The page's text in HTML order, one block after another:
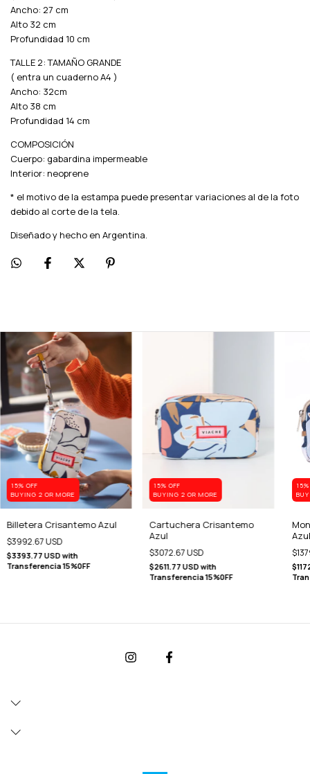
Ancho: 27 cm
Alto 32 cm
Profundidad 10 cm
TALLE 2: TAMAÑO GRANDE
( entra un cuaderno A4 )
Ancho: 32cm
Alto 38 cm
Profundidad 14 cm
COMPOSICIÓN
Cuerpo: gabardina impermeable
Interior: neoprene
* el motivo de la estampa puede presentar variaciones al de la foto
debido al corte de la tela.
Diseñado y hecho en Argentina.
15% OFF
BUYING 2 OR MORE
Billetera Crisantemo Azul
$3992.67 USD
$3393.77 USDwith
Transferencia 15%0FF
15% OFF
BUYING 2 OR MORE
Cartuchera Crisantemo
Azul
$3072.67 USD
$2611.77 USDwith
Transferencia 15%0FF
Azul